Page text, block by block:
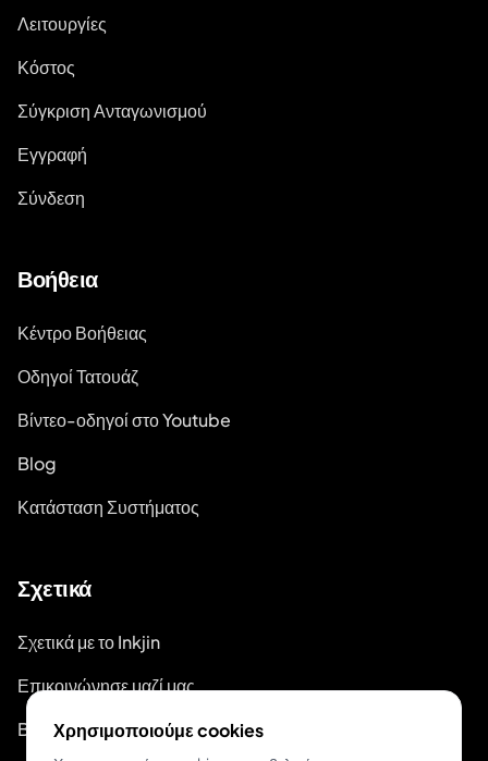
Λειτουργίες
Κόστος
Σύγκριση Ανταγωνισμού
Εγγραφή
Σύνδεση
Βοήθεια
Κέντρο Βοήθειας
Οδηγοί Τατουάζ
Βίντεο-οδηγοί στο Youtube
Blog
Κατάσταση Συστήματος
Σχετικά
Σχετικά με το Inkjin
Επικοινώνησε μαζί μας
Branding Kit
Χρησιμοποιούμε cookies